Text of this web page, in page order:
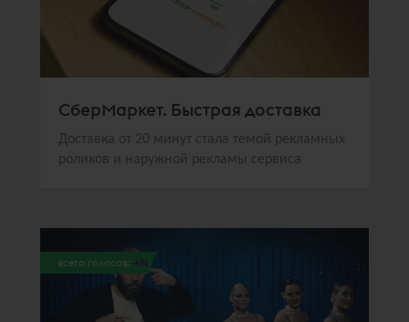
СберМаркет. Быстрая доставка
Доставка от 20 минут стала темой рекламных
роликов и наружной рекламы сервиса
всего голосов: 474